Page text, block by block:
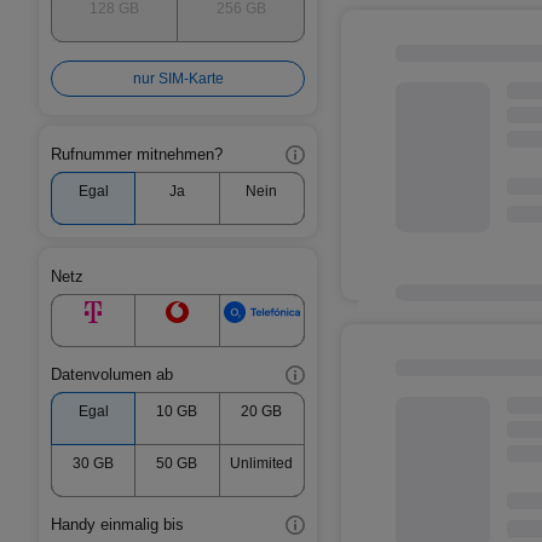
128 GB 256 GB
nur SIM-Karte
Rufnummer mitnehmen?
Egal Ja Nein
Netz
Datenvolumen ab
Egal 10 GB 20 GB
30 GB 50 GB Unlimited
Handy einmalig bis